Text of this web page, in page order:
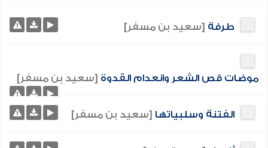
طرفة [سعيد بن مسفر]
موضات قص الشعر وانعدام القدوة [سعيد بن مسفر]
الفتنة وسلبياتها [سعيد بن مسفر]